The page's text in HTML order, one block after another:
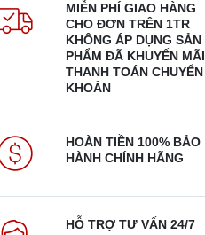
MIỄN PHÍ GIAO HÀNG
CHO ĐƠN TRÊN 1TR
KHÔNG ÁP DỤNG SẢN
PHẨM ĐÃ KHUYẾN MÃI
THANH TOÁN CHUYỂN
KHOẢN
HOÀN TIỀN 100% BẢO
HÀNH CHÍNH HÃNG
HỖ TRỢ TƯ VẤN 24/7